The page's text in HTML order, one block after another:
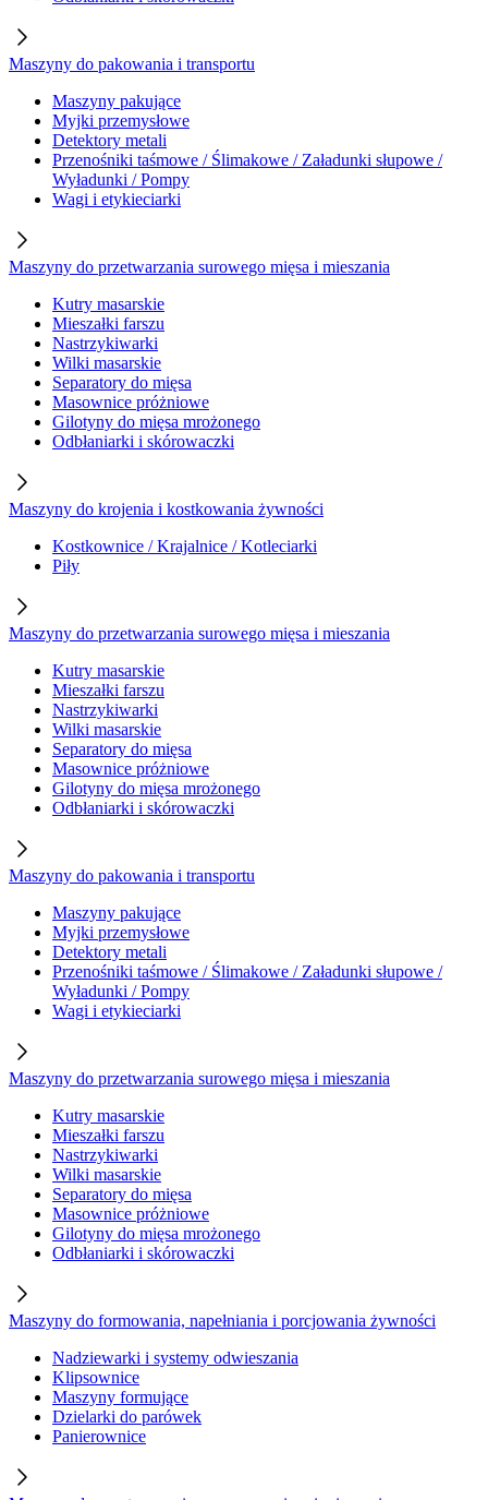
Maszyny do pakowania i transportu
Maszyny pakujące
Myjki przemysłowe
Detektory metali
Przenośniki taśmowe / Ślimakowe / Załadunki słupowe /
Wyładunki / Pompy
Wagi i etykieciarki
Maszyny do przetwarzania surowego mięsa i mieszania
Kutry masarskie
Mieszałki farszu
Nastrzykiwarki
Wilki masarskie
Separatory do mięsa
Masownice próżniowe
Gilotyny do mięsa mrożonego
Odbłaniarki i skórowaczki
Maszyny do krojenia i kostkowania żywności
Kostkownice / Krajalnice / Kotleciarki
Piły
Maszyny do przetwarzania surowego mięsa i mieszania
Kutry masarskie
Mieszałki farszu
Nastrzykiwarki
Wilki masarskie
Separatory do mięsa
Masownice próżniowe
Gilotyny do mięsa mrożonego
Odbłaniarki i skórowaczki
Maszyny do pakowania i transportu
Maszyny pakujące
Myjki przemysłowe
Detektory metali
Przenośniki taśmowe / Ślimakowe / Załadunki słupowe /
Wyładunki / Pompy
Wagi i etykieciarki
Maszyny do przetwarzania surowego mięsa i mieszania
Kutry masarskie
Mieszałki farszu
Nastrzykiwarki
Wilki masarskie
Separatory do mięsa
Masownice próżniowe
Gilotyny do mięsa mrożonego
Odbłaniarki i skórowaczki
Maszyny do formowania, napełniania i porcjowania żywności
Nadziewarki i systemy odwieszania
Klipsownice
Maszyny formujące
Dzielarki do parówek
Panierownice